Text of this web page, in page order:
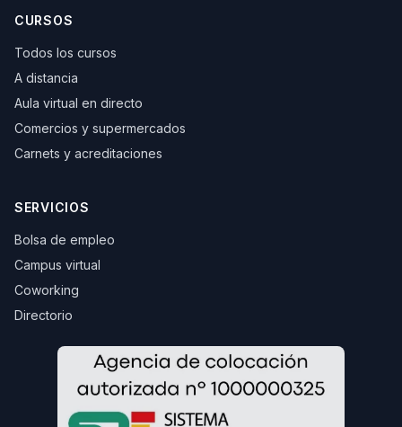
CURSOS
Todos los cursos
A distancia
Aula virtual en directo
Comercios y supermercados
Carnets y acreditaciones
SERVICIOS
Bolsa de empleo
Campus virtual
Coworking
Directorio